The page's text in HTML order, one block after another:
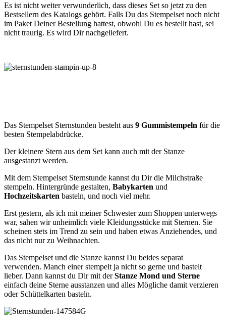
Es ist nicht weiter verwunderlich, dass dieses Set so jetzt zu den
Bestsellern des Katalogs gehört. Falls Du das Stempelset noch nicht
im Paket Deiner Bestellung hattest, obwohl Du es bestellt hast, sei
nicht traurig. Es wird Dir nachgeliefert.
Das Stempelset Sternstunden besteht aus 9 Gummistempeln für die
besten Stempelabdrücke.
Der kleinere Stern aus dem Set kann auch mit der Stanze
ausgestanzt werden.
Mit dem Stempelset Sternstunde kannst du Dir die Milchstraße
stempeln. Hintergründe gestalten, Babykarten und
Hochzeitskarten basteln, und noch viel mehr.
Erst gestern, als ich mit meiner Schwester zum Shoppen unterwegs
war, sahen wir unheimlich viele Kleidungsstücke mit Sternen. Sie
scheinen stets im Trend zu sein und haben etwas Anziehendes, und
das nicht nur zu Weihnachten.
Das Stempelset und die Stanze kannst Du beides separat
verwenden. Manch einer stempelt ja nicht so gerne und bastelt
lieber. Dann kannst du Dir mit derStanze Mond und Sterne
einfach deine Sterne ausstanzen und alles Mögliche damit verzieren
oder Schüttelkarten basteln.